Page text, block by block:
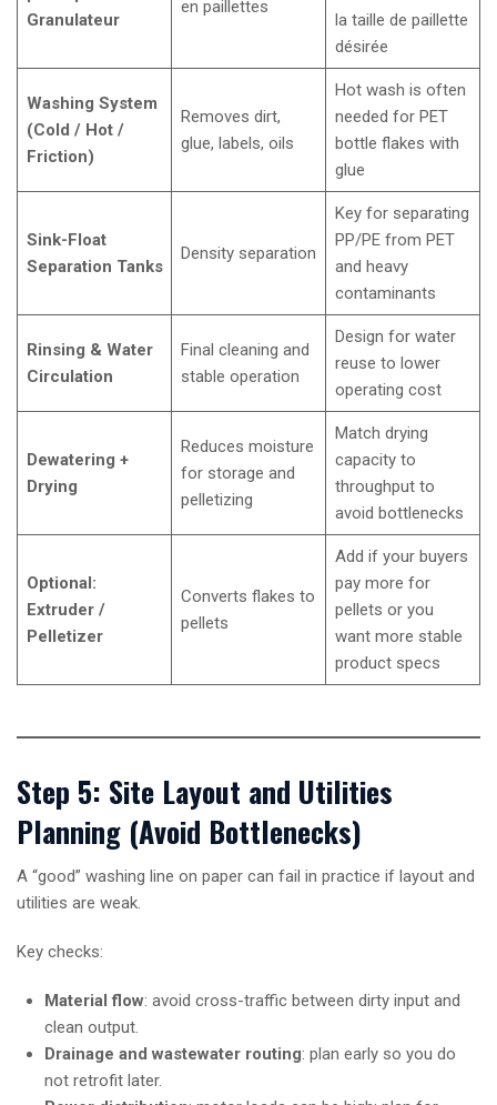
Granulateur
en paillettes
la taille de paillette
désirée
Washing System
(Cold / Hot /
Friction)
Removes dirt,
glue, labels, oils
Hot wash is often
needed for PET
bottle flakes with
glue
Sink-Float
Separation Tanks
Density separation
Key for separating
PP/PE from PET
and heavy
contaminants
Rinsing & Water
Circulation
Final cleaning and
stable operation
Design for water
reuse to lower
operating cost
Dewatering +
Drying
Reduces moisture
for storage and
pelletizing
Match drying
capacity to
throughput to
avoid bottlenecks
Optional:
Extruder /
Pelletizer
Converts flakes to
pellets
Add if your buyers
pay more for
pellets or you
want more stable
product specs
Step 5: Site Layout and Utilities
Planning (Avoid Bottlenecks)
A “good” washing line on paper can fail in practice if layout and
utilities are weak.
Key checks:
Material flow: avoid cross-traffic between dirty input and
clean output.
Drainage and wastewater routing: plan early so you do
not retrofit later.